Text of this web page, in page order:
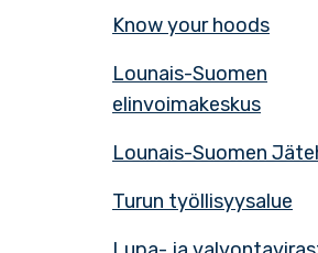
Know your hoods
Lounais-Suomen
elinvoimakeskus
Lounais-Suomen
Turun työllisyysalue